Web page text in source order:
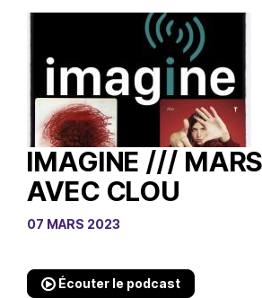
IMAGINE ///
AVEC CLOU
07 MARS 2023
Écouter le podcast